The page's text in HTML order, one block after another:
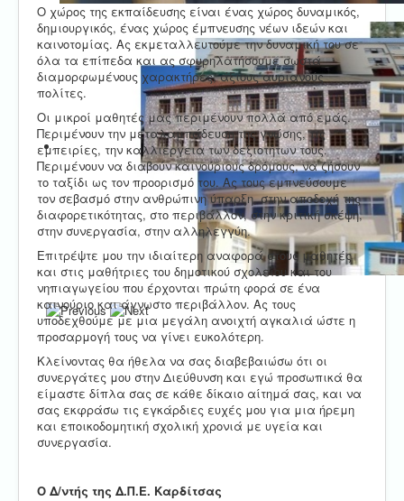
Ο χώρος της εκπαίδευσης είναι ένας χώρος δυναμικός,
δημιουργικός, ένας χώρος έμπνευσης νέων ιδεών και
καινοτομίας. Ας εκμεταλλευτούμε την δυναμική του σε
όλα τα επίπεδα και ας σφυρηλατήσουμε σωστά
διαμορφωμένους χαρακτήρες, άξιους αυριανούς
πολίτες.
Οι μικροί μαθητές μας περιμένουν πολλά από εμάς.
Περιμένουν την μεταλαμπάδευση της γνώσης, τις
εμπειρίες, την καλλιέργεια των δεξιοτήτων τους.
Περιμένουν να διαβούν καινούριους δρόμους, να ζήσουν
το ταξίδι ως τον προορισμό του. Ας τους εμπνεύσουμε
τον σεβασμό στην ανθρώπινη ύπαρξη, στην αποδοχή της
διαφορετικότητας, στο περιβάλλον, στην κριτική σκέψη,
στην συνεργασία, στην αλληλεγγύη.
Επιτρέψτε μου την ιδιαίτερη αναφορά στους μαθητές
και στις μαθήτριες του δημοτικού σχολείου και του
νηπιαγωγείου που έρχονται πρώτη φορά σε ένα
καινούριο και άγνωστο περιβάλλον. Ας τους
υποδεχθούμε με μια μεγάλη ανοιχτή αγκαλιά ώστε η
προσαρμογή τους να γίνει ευκολότερη.
Κλείνοντας θα ήθελα να σας διαβεβαιώσω ότι οι
συνεργάτες μου στην Διεύθυνση και εγώ προσωπικά θα
είμαστε δίπλα σας σε κάθε δίκαιο αίτημά σας, και να
σας εκφράσω τις εγκάρδιες ευχές μου για μια ήρεμη
και εποικοδομητική σχολική χρονιά με υγεία και
συνεργασία.
Ο Δ/ντής της Δ.Π.Ε. Καρδίτσας